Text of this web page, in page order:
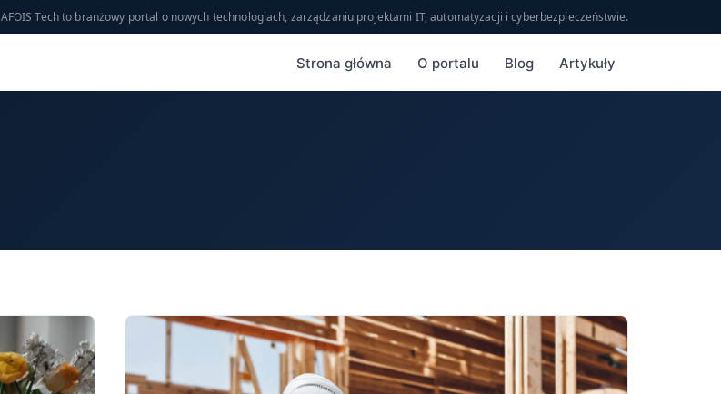
AFOIS Tech to branżowy portal o nowych technologiach, zarządzaniu projektami IT, automatyzacji i cyberbezpieczeństwie.
Strona główna O portalu Blog Artykuły